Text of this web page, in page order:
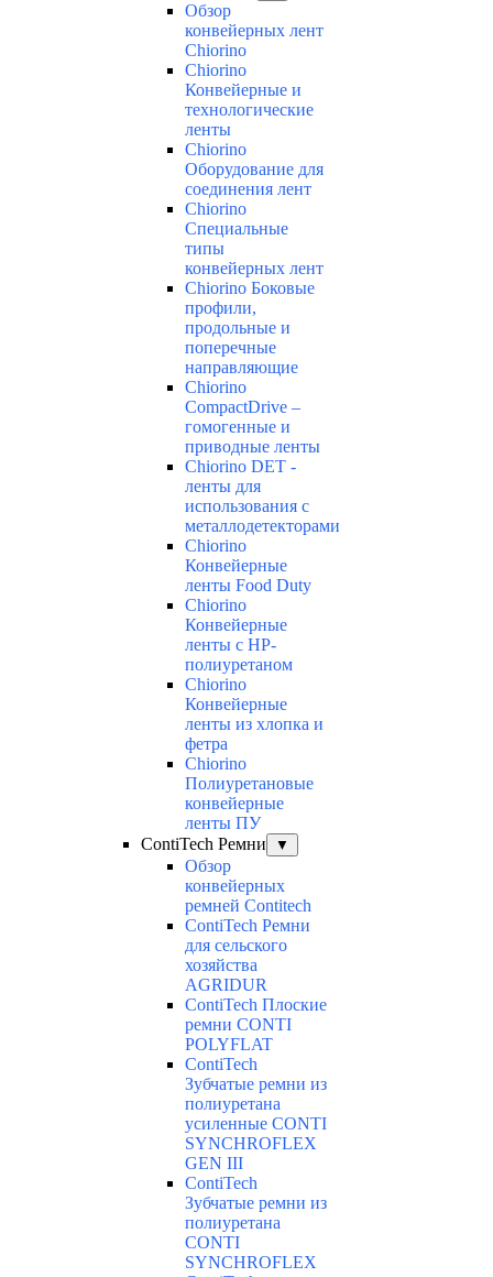
Обзор
конвейерных лент
Chiorino
Chiorino
Конвейерные и
технологические
ленты
Chiorino
Оборудование для
соединения лент
Chiorino
Специальные
типы
конвейерных лент
Chiorino Боковые
профили,
продольные и
поперечные
направляющие
Chiorino
CompactDrive –
гомогенные и
приводные ленты
Chiorino DET -
ленты для
использования с
металлодетекторами
Chiorino
Конвейерные
ленты Food Duty
Chiorino
Конвейерные
ленты с НР-
полиуретаном
Chiorino
Конвейерные
ленты из хлопка и
фетра
Chiorino
Полиуретановые
конвейерные
ленты ПУ
ContiTech Ремни
▼
Обзор
конвейерных
ремней Contitech
ContiTech Ремни
для сельского
хозяйства
AGRIDUR
ContiTech Плоские
ремни CONTI
POLYFLAT
ContiTech
Зубчатые ремни из
полиуретана
усиленные CONTI
SYNCHROFLEX
GEN III
ContiTech
Зубчатые ремни из
полиуретана
CONTI
SYNCHROFLEX